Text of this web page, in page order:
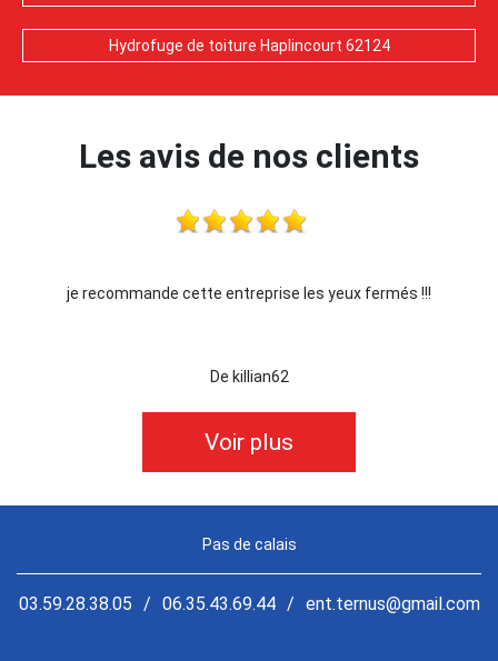
Hydrofuge de toiture Haplincourt 62124
Les avis de nos clients
yeux fermés !!! Je recommande !!
Voir plus
Pas de calais
03.59.28.38.05 / 06.35.43.69.44 / ent.ternus@gmail.com